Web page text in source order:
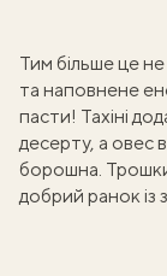
Тим більше це
та наповнене
пасти! Тахіні
десерту, а овес
борошна. Трошки
добрий ранок із